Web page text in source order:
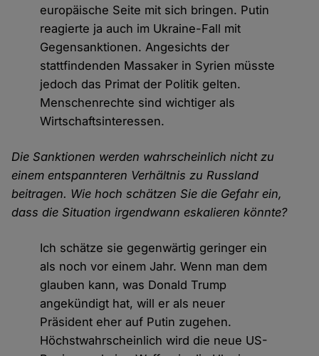
europäische Seite mit sich bringen. Putin
reagierte ja auch im Ukraine-Fall mit
Gegensanktionen. Angesichts der
stattfindenden Massaker in Syrien müsste
jedoch das Primat der Politik gelten.
Menschenrechte sind wichtiger als
Wirtschaftsinteressen.
Die Sanktionen werden wahrscheinlich nicht zu
einem entspannteren Verhältnis zu Russland
beitragen. Wie hoch schätzen Sie die Gefahr ein,
dass die Situation irgendwann eskalieren könnte?
Ich schätze sie gegenwärtig geringer ein
als noch vor einem Jahr. Wenn man dem
glauben kann, was Donald Trump
angekündigt hat, will er als neuer
Präsident eher auf Putin zugehen.
Höchstwahrscheinlich wird die neue US-